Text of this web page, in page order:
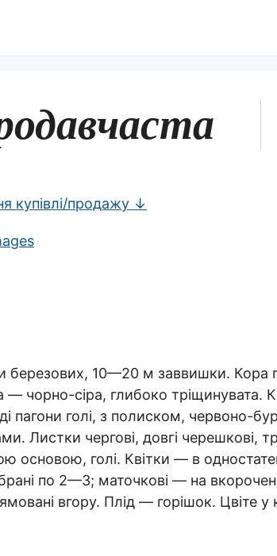
купівлі/продажу ↓
10—20 м заввишки. Кора
— чорно-сіра, глибоко тріщинувата.
пагони голі, з полиском, червоно-
Листки чергові, довгі черешкові,
основою, голі. Квітки — в
по 2—3; маточкові — на
вгору. Плід — горішок. Цвіте у